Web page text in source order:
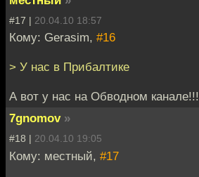
#17 | 20.04.10 18:57
Кому: Gerasim, #16
> У нас в Прибалтике
А вот у нас на Обводном канале!!!
7gnomov »
#18 | 20.04.10 19:05
Кому: местный, #17